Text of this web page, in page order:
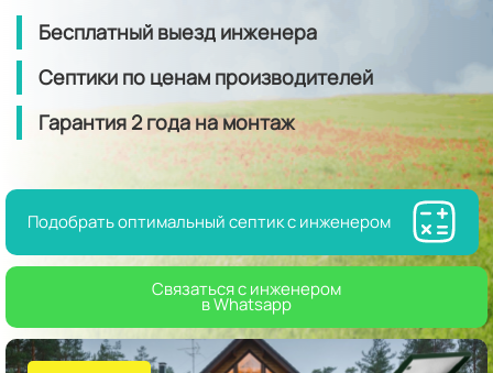
Бесплатный выезд инженера
Септики по ценам производителей
Гарантия2 года на монтаж
Подобрать оптимальный септик с инженером
Связаться с инженером
в Whatsapp